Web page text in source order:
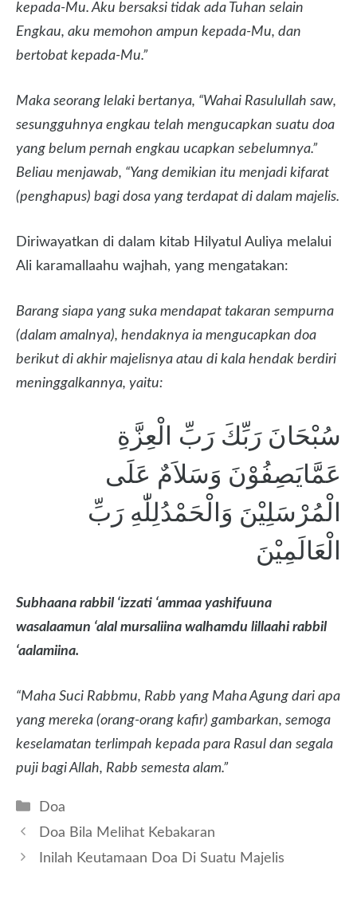
kepada-Mu. Aku bersaksi tidak ada Tuhan selain
Engkau, aku memohon ampun kepada-Mu, dan
bertobat kepada-Mu.”
Maka seorang lelaki bertanya, “Wahai Rasulullah saw,
sesungguhnya engkau telah mengucapkan suatu doa
yang belum pernah engkau ucapkan sebelumnya.”
Beliau menjawab, “Yang demikian itu menjadi kifarat
(penghapus) bagi dosa yang terdapat di dalam majelis.
Diriwayatkan di dalam kitab Hilyatul Auliya melalui
Ali karamallaahu wajhah, yang mengatakan:
Barang siapa yang suka mendapat takaran sempurna
(dalam amalnya), hendaknya ia mengucapkan doa
berikut di akhir majelisnya atau di kala hendak berdiri
meninggalkannya, yaitu:
سُبْحَانَ رَبِّكَ رَبِّ الْعِزَّةِ
عَمَّايَصِفُوْنَ وَسَلاَمٌ عَلَى
الْمُرْسَلِيْنَ وَالْحَمْدُلِلّٰهِ رَبِّ
الْعَالَمِيْنَ
Subhaana rabbil ‘izzati ‘ammaa yashifuuna
wasalaamun ‘alal mursaliina walhamdu lillaahi rabbil
‘aalamiina.
“Maha Suci Rabbmu, Rabb yang Maha Agung dari apa
yang mereka (orang-orang kafir) gambarkan, semoga
keselamatan terlimpah kepada para Rasul dan segala
puji bagi Allah, Rabb semesta alam.”
Kategori
Doa
Doa Bila Melihat Kebakaran
Inilah Keutamaan Doa Di Suatu Majelis